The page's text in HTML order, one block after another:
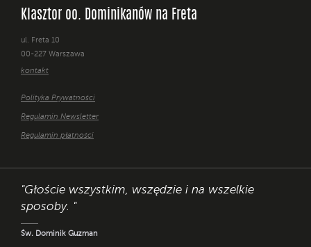
Klasztor oo. Dominikanów na Freta
ul. Freta 10
00-227 Warszawa
kontakt
Polityka Prywatności
Regulamin Newsletter
Regulamin płatności
"Głoście wszystkim, wszędzie i na wszelkie
sposoby. "
Św. Dominik Guzman